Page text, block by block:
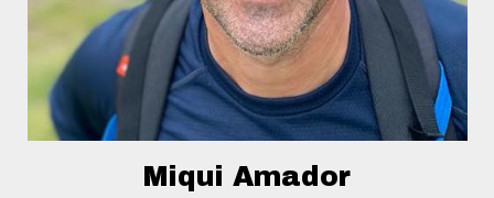
Miqui Amador